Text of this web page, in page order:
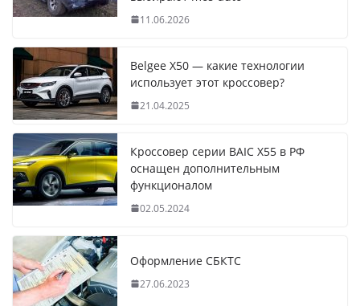
11.06.2026
Belgee X50 — какие технологии
использует этот кроссовер?
21.04.2025
Кроссовер серии BAIC X55 в РФ
оснащен дополнительным
функционалом
02.05.2024
Оформление СБКТС
27.06.2023